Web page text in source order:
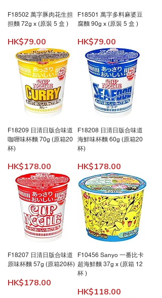
F18502 萬字豚肉花生担
担麵 72g x (原裝 5 盒 )
價格
HK$79.00
F18501 萬字多料麻婆豆
腐麵 90g x (原裝 5 盒 )
價格
HK$79.00
F18209 日清日版合味道
咖喱味杯麵 70g (原箱20
杯)
價格
HK$178.00
F18208 日清日版合味道
海鮮味杯麵 60g (原箱20
杯)
價格
HK$178.00
F18207 日清日版合味道
原味杯麵 57g (原箱20杯)
價格
HK$178.00
F10456 Sanyo 一番比卡
超海鮮麵 37g x (原箱 12
杯 )
價格
HK$118.00